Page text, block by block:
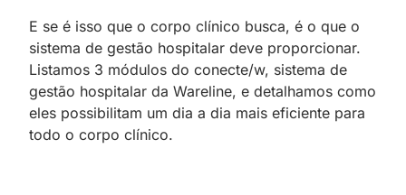
E se é isso que o corpo clínico busca, é o que o
sistema de gestão hospitalar deve proporcionar.
Listamos 3 módulos do conecte/w, sistema de
gestão hospitalar da Wareline, e detalhamos como
eles possibilitam um dia a dia mais eficiente para
todo o corpo clínico.